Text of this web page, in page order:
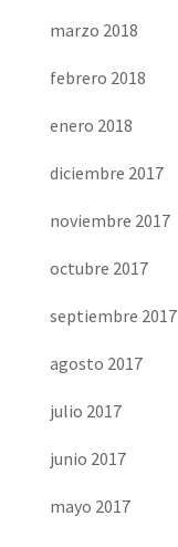
marzo 2018
febrero 2018
enero 2018
diciembre 2017
noviembre 2017
octubre 2017
septiembre 2017
agosto 2017
julio 2017
junio 2017
mayo 2017